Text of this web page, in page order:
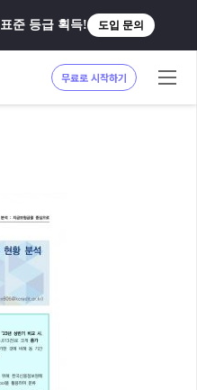
준 등급 획득! 도입 문의
무료로 시작하기